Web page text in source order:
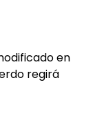
en
regirá